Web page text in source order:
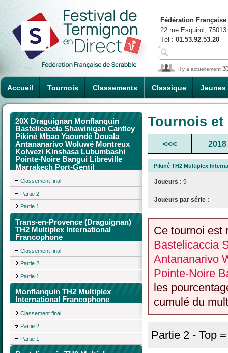
Accueil Tournois Classements Classique Jeunes
Fédération
22 rue Esquirol,
Tél : 01.53.92.53.20
Il y a actuellement
20X Draguignan Monflanquin
Bastelicaccia Shawinigan Cantley
Pikiné Mbao Yaoundé Douala
Antananarivo Woluwé Montreux
Kolwezi Kinshasa Lubumbashi
Pointe-Noire Bangui Libreville
Marrakech Port-Gentil
Classement final
Partie 2
Partie 1
Trans-en-Provence (Draguignan)
TH2 Multiplex International
Francophone
Classement final
Partie 2
Partie 1
Monflanquin TH2 Multiplex
International Francophone
Classement final
Partie 2
Partie 1
Tournois
<<< 2018
Pikiné TH2 Multiplex
Joueurs : 9
Joueurs par série :
Ce tournoi est
Bastelicaccia
Antananarivo
Pointe-Noire
les
cumulé du
Partie 2 - Top